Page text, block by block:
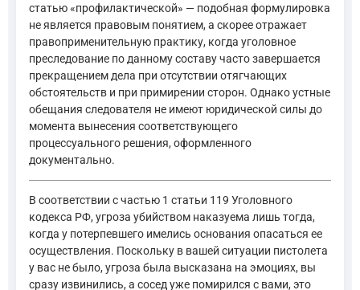
статью «профилактической» — подобная формулировка
не является правовым понятием, а скорее отражает
правоприменительную практику, когда уголовное
преследование по данному составу часто завершается
прекращением дела при отсутствии отягчающих
обстоятельств и при примирении сторон. Однако устные
обещания следователя не имеют юридической силы до
момента вынесения соответствующего
процессуального решения, оформленного
документально.
В соответствии с частью 1 статьи 119 Уголовного
кодекса РФ, угроза убийством наказуема лишь тогда,
когда у потерпевшего имелись основания опасаться ее
осуществления. Поскольку в вашей ситуации пистолета
у вас не было, угроза была высказана на эмоциях, вы
сразу извинились, а сосед уже помирился с вами, это